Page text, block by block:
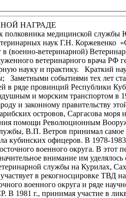
НАГРАДЕ
полковника медицинской службы
наук Г.Н. Коржевенко
(военно-ветеринарной)
ветеринарного врача РФ
науку и практику. Краткий
Заметными событиями тех лет
в ряде провинций Республики
и морским транспортом в
и законному правительству
островов, Саргасова моря
помощи Революционным
В.П. Ветров принимал самое
кубинских офицеров. В 1978-
военного округа. В этот
внимание им уделялось
службы на Курилах,
в рекогносцировке ТВД
военного округа и ряде
1981 г., принимая участие в